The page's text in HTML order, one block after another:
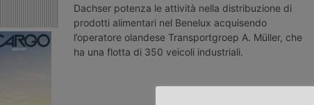
Dachser potenza le attività nella distribuzione di
prodotti alimentari nel Benelux acquisendo
l’operatore olandese Transportgroep A. Müller, che
ha una flotta di 350 veicoli industriali.